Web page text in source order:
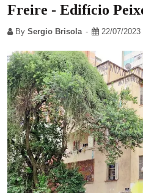
Freire - Edifício
By Sergio Brisola 22/07/2023